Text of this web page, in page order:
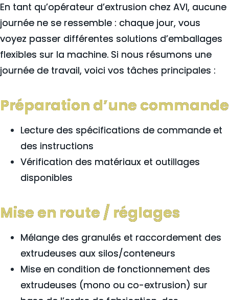
En tant qu’opérateur d’extrusion chez AVI, aucune
journée ne se ressemble : chaque jour, vous
voyez passer différentes solutions d’emballages
flexibles sur la machine. Si nous résumons une
journée de travail, voici vos tâches principales :
Préparation d’une commande
Lecture des spécifications de commande et
des instructions
Vérification des matériaux et outillages
disponibles
Mise en route / réglages
Mélange des granulés et raccordement des
extrudeuses aux silos/conteneurs
Mise en condition de fonctionnement des
extrudeuses (mono ou co-extrusion) sur